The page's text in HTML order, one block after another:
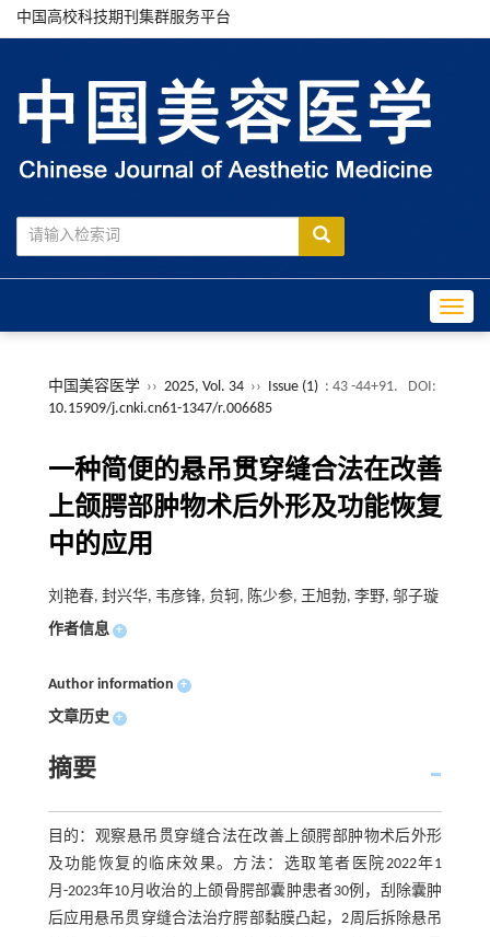
中国高校科技期刊集群服务平台
中国美容医学 ›› 2025, Vol. 34 ›› Issue (1) : 43 -44+91.
DOI:
10.15909/j.cnki.cn61-1347/r.006685
一种简便的悬吊贯穿缝合法在改善
上颌腭部肿物术后外形及功能恢复
中的应用
刘艳春, 封兴华, 韦彦锋, 贠轲, 陈少参, 王旭勃, 李野, 邬子璇
作者信息 +
Author information +
文章历史 +
摘要
目的：观察悬吊贯穿缝合法在改善上颌腭部肿物术后外形
及功能恢复的临床效果。方法：选取笔者医院2022年1
月-2023年10月收治的上颌骨腭部囊肿患者30例，刮除囊肿
后应用悬吊贯穿缝合法治疗腭部黏膜凸起，2周后拆除悬吊